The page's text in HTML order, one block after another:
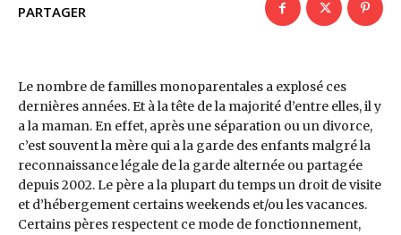
PARTAGER
Le nombre de familles monoparentales a explosé ces
dernières années. Et à la tête de la majorité d’entre elles, il y
a la maman. En effet, après une séparation ou un divorce,
c’est souvent la mère qui a la garde des enfants malgré la
reconnaissance légale de la garde alternée ou partagée
depuis 2002. Le père a la plupart du temps un droit de visite
et d’hébergement certains weekends et/ou les vacances.
Certains pères respectent ce mode de fonctionnement,